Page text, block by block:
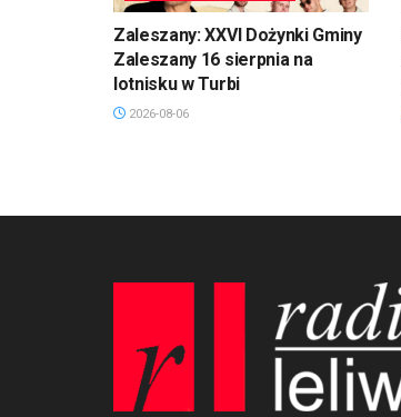
Zaleszany: XXVI Dożynki Gminy
Zaleszany 16 sierpnia na
lotnisku w Turbi
2026-08-06